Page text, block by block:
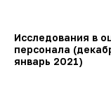
Исследования в
персонала
январь 2021)